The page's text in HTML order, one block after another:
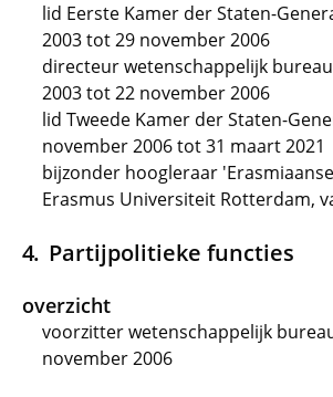
lid Eerste Kamer der Staten-
2003 tot 29 november 2006
directeur wetenschappelijk bureau
2003 tot 22 november 2006
lid Tweede Kamer der Staten-
november 2006 tot 31 maart 2021
bijzonder hoogleraar
Erasmus Universiteit Rotterdam,
Partijpolitieke functies
overzicht
voorzitter wetenschappelijk
november 2006